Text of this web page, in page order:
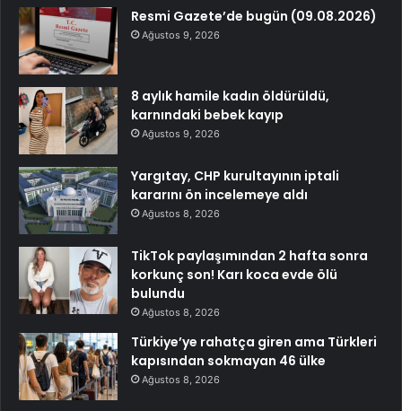
Resmi Gazete’de bugün (09.08.2026)
Ağustos 9, 2026
8 aylık hamile kadın öldürüldü,
karnındaki bebek kayıp
Ağustos 9, 2026
Yargıtay, CHP kurultayının iptali
kararını ön incelemeye aldı
Ağustos 8, 2026
TikTok paylaşımından 2 hafta sonra
korkunç son! Karı koca evde ölü
bulundu
Ağustos 8, 2026
Türkiye’ye rahatça giren ama Türkleri
kapısından sokmayan 46 ülke
Ağustos 8, 2026